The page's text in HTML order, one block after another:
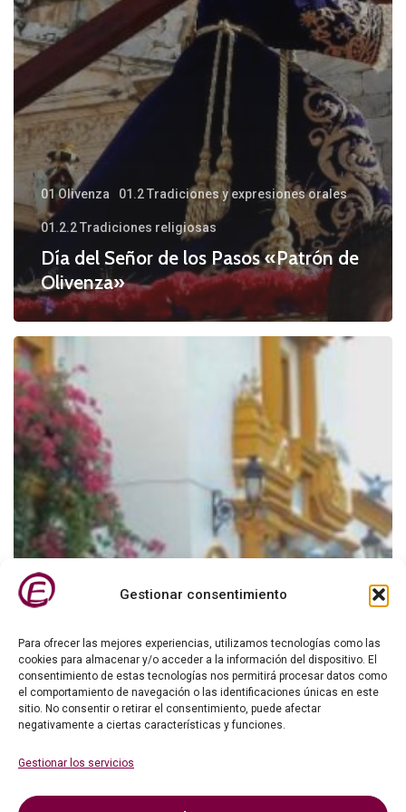
Gestionar consentimiento
Para ofrecer las mejores experiencias, utilizamos tecnologías como las
cookies para almacenar y/o acceder a la información del dispositivo. El
consentimiento de estas tecnologías nos permitirá procesar datos como
el comportamiento de navegación o las identificaciones únicas en este
sitio. No consentir o retirar el consentimiento, puede afectar
negativamente a ciertas características y funciones.
Gestionar los servicios
01 Olivenza 01.2 Tradiciones y expresiones orales
01.2.2 Tradiciones religiosas
Día del Señor de los Pasos «Patrón de
Olivenza»
Fiestas
patronales
de
San
Roque
2019